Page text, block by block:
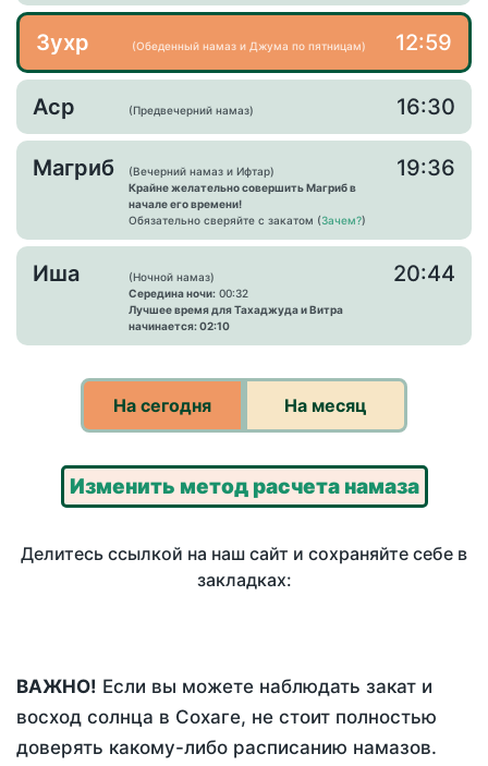
Зухр (Обеденный намаз и Джума по пятницам) 12:59
Аср (Предвечерний намаз) 16:30
Магриб
(Вечерний намаз и Ифтар)
Крайне желательно совершить Магриб в
начале его времени!
Обязательно сверяйте с закатом (Зачем?)
19:36
Иша
(Ночной намаз)
Середина ночи: 00:32
Лучшее время для Тахаджуда и Витра
начинается: 02:10
20:44
На сегодня На месяц
Изменить метод расчета намаза
Делитесь ссылкой на наш сайт и сохраняйте себе в
закладках:
ВАЖНО! Если вы можете наблюдать закат и
восход солнца в Сохаге, не стоит полностью
доверять какому-либо расписанию намазов.